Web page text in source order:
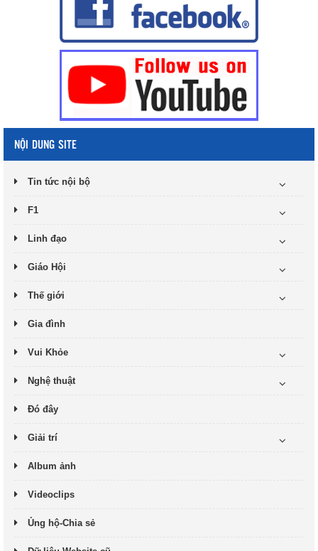
NỘI DUNG SITE
Tin tức nội bộ
F1
Linh đạo
Giáo Hội
Thế giới
Gia đình
Vui Khỏe
Nghệ thuật
Đó đây
Giải trí
Album ảnh
Videoclips
Ủng hộ-Chia sẻ